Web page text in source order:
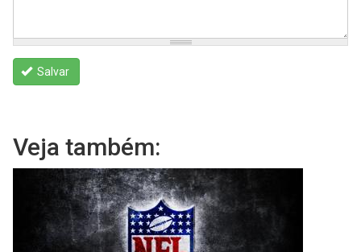
Salvar
Veja também: